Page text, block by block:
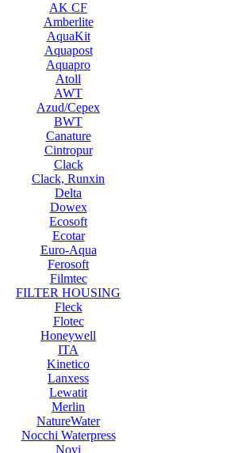
AK CF
Amberlite
AquaKit
Aquapost
Aquapro
Atoll
AWT
Azud/Cepex
BWT
Canature
Cintropur
Clack
Clack, Runxin
Delta
Dowex
Ecosoft
Ecotar
Euro-Aqua
Ferosoft
Filmtec
FILTER HOUSING
Fleck
Flotec
Honeywell
ITA
Kinetico
Lanxess
Lewatit
Merlin
NatureWater
Nocchi Waterpress
Noyi